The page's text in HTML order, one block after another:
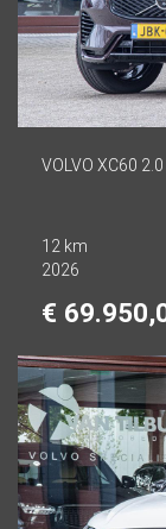
VOLVO XC60
12 km
2026
€